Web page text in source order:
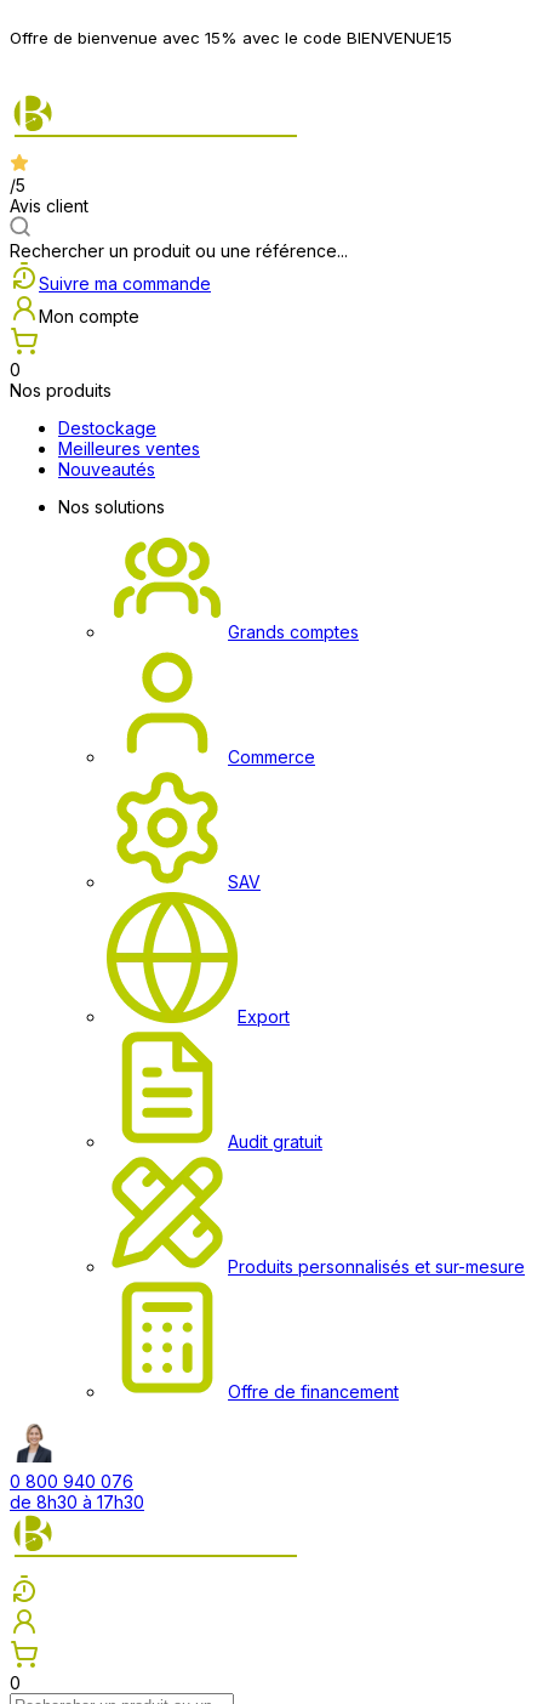
Offre de bienvenue avec 15% avec le code BIENVENUE15
/5
Avis client
Rechercher un produit ou une référence...
Suivre ma commande
Mon compte
0
Nos produits
Destockage
Meilleures ventes
Nouveautés
Nos solutions
Grands comptes
Commerce
SAV
Export
Audit gratuit
Produits personnalisés et sur-mesure
Offre de financement
0 800 940 076
de 8h30 à 17h30
0